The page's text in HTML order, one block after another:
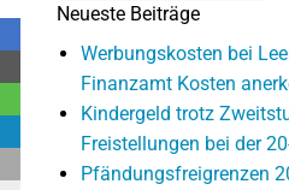
Neueste Beiträge
Werbungskosten bei
Finanzamt Kosten
Kindergeld trotz
Freistellungen bei der
Pfändungsfreigrenzen